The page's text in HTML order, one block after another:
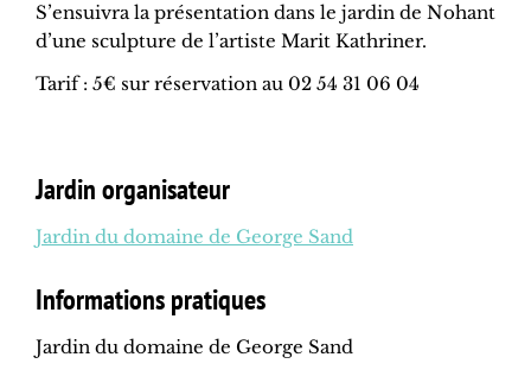
S’ensuivra la présentation dans le jardin de Nohant
d’une sculpture de l’artiste Marit Kathriner.
Tarif : 5€ sur réservation au 02 54 31 06 04
Jardin organisateur
Jardin du domaine de George Sand
Informations pratiques
Jardin du domaine de George Sand